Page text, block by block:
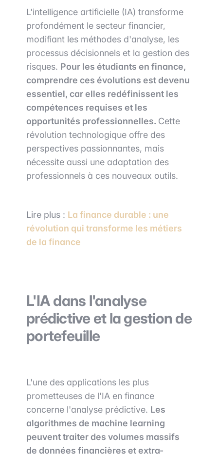
L'intelligence artificielle (IA) transforme
profondément le secteur financier,
modifiant les méthodes d'analyse, les
processus décisionnels et la gestion des
risques. Pour les étudiants en finance,
comprendre ces évolutions est devenu
essentiel, car elles redéfinissent les
compétences requises et les
opportunités professionnelles. Cette
révolution technologique offre des
perspectives passionnantes, mais
nécessite aussi une adaptation des
professionnels à ces nouveaux outils.
Lire plus : La finance durable : une
révolution qui transforme les métiers
de la finance
L'IA dans l'analyse
prédictive et la gestion de
portefeuille
L'une des applications les plus
prometteuses de l'IA en finance
concerne l'analyse prédictive. Les
algorithmes de machine learning
peuvent traiter des volumes massifs
de données financières et extra-